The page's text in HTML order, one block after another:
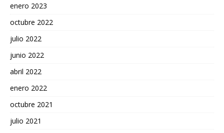
enero 2023
octubre 2022
julio 2022
junio 2022
abril 2022
enero 2022
octubre 2021
julio 2021